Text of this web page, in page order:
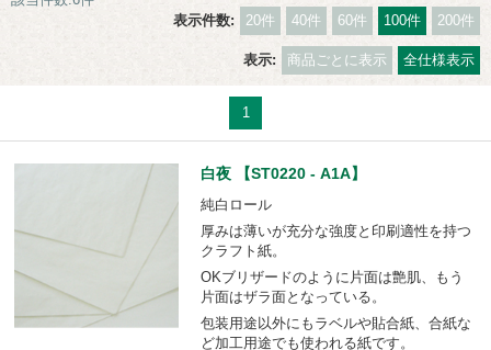
表示件数:
20件 40件 60件 100件 200件
表示: 商品ごとに表示 全仕様表示
1
白夜 【ST0220 - A1A】
純白ロール
厚みは薄いが充分な強度と印刷適性を持つ
クラフト紙。
OKブリザードのように片面は艶肌、もう
片面はザラ面となっている。
包装用途以外にもラベルや貼合紙、合紙な
ど加工用途でも使われる紙です。